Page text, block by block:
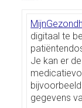
digitaal te
Je kan er
gegevens